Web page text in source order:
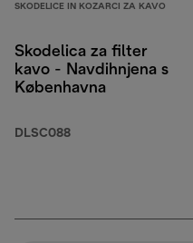
SKODELICE IN KOZARCI ZA KAVO
Skodelica za filter
kavo - Navdihnjena s
Københavna
DLSC088